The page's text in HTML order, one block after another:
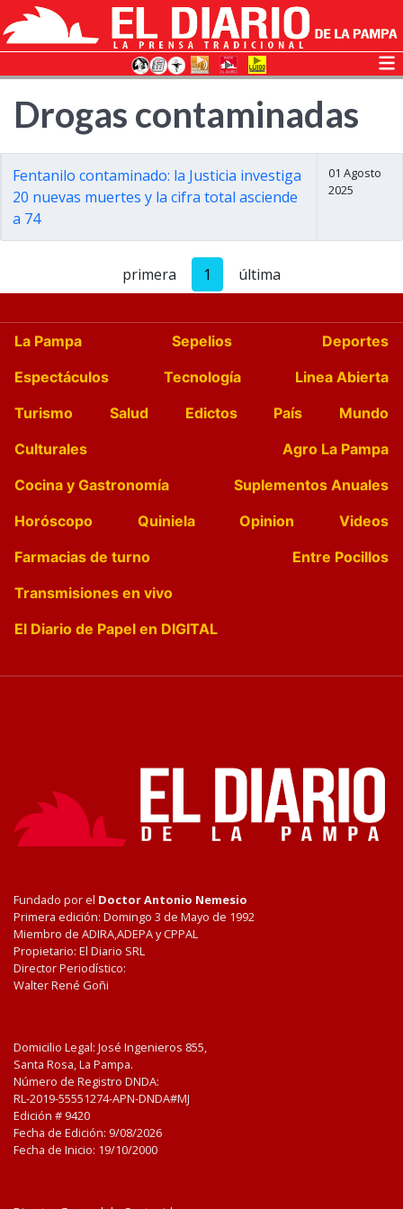
Drogas contaminadas
Fentanilo contaminado: la Justicia investiga
20 nuevas muertes y la cifra total asciende
a 74
01 Agosto
2025
primera 1 última
La Pampa Sepelios
Deportes
Espectáculos
Tecnología
Linea Abierta
Turismo
Salud Edictos País
Mundo
Culturales
Agro La Pampa
Cocina y Gastronomía
Suplementos Anuales
Horóscopo
Quiniela Opinion
Videos
Farmacias de turno
Entre Pocillos
Transmisiones en vivo
El Diario de Papel en DIGITAL
Fundado por el Doctor Antonio Nemesio
Primera edición: Domingo 3 de Mayo de 1992
Miembro de ADIRA,ADEPA y CPPAL
Propietario: El Diario SRL
Director Periodístico:
Walter René Goñi
Domicilio Legal: José Ingenieros 855,
Santa Rosa, La Pampa.
Número de Registro DNDA:
RL-2019-55551274-APN-DNDA#MJ
Edición # 9420
Fecha de Edición: 9/08/2026
Fecha de Inicio: 19/10/2000